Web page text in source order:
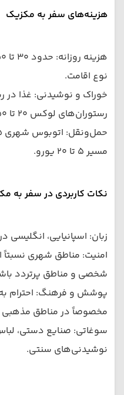
هزینه‌های سفر به مکزیک
نوع اقامت.
رستوران‌های لوکس ۲۰ تا ۵۰ یورو.
مسیر ۵ تا ۲۰ یورو.
نکات کاربردی در سفر به
زبان: اسپانیایی،
امنیت: مناطق شهری نسبتاً
شخصی و مناطق پرتردد
پوشش و فرهنگ: احترام
مخصوصاً در مناطق مذهبی
سوغاتی: صنایع دستی،
نوشیدنی‌های سنتی.